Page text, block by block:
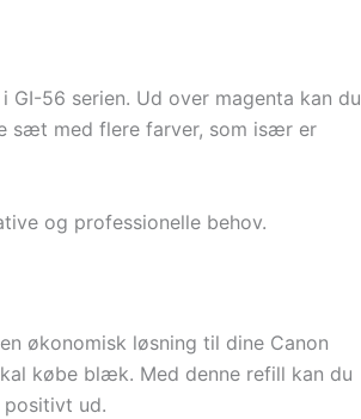
56 serien. Ud over magenta kan du
sæt med flere farver, som især er
og professionelle behov.
økonomisk løsning til dine Canon
købe blæk. Med denne refill kan du
positivt ud.